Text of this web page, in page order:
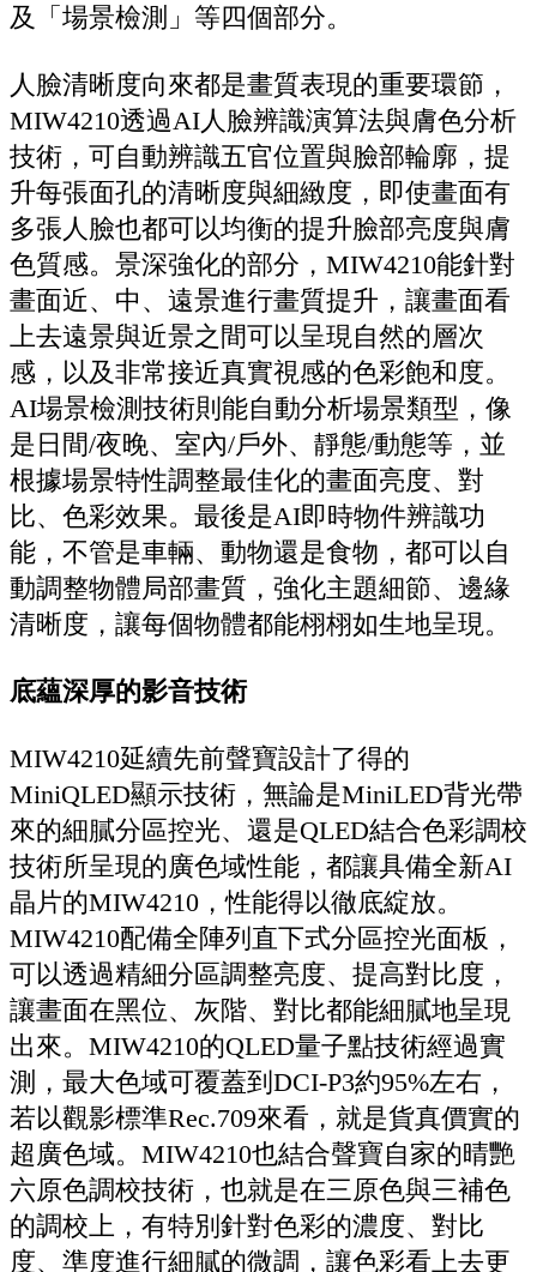
及「場景檢測」等四個部分。
人臉清晰度向來都是畫質表現的重要環節，
MIW4210透過AI人臉辨識演算法與膚色分析
技術，可自動辨識五官位置與臉部輪廓，提
升每張面孔的清晰度與細緻度，即使畫面有
多張人臉也都可以均衡的提升臉部亮度與膚
色質感。景深強化的部分，MIW4210能針對
畫面近、中、遠景進行畫質提升，讓畫面看
上去遠景與近景之間可以呈現自然的層次
感，以及非常接近真實視感的色彩飽和度。
AI場景檢測技術則能自動分析場景類型，像
是日間/夜晚、室內/戶外、靜態/動態等，並
根據場景特性調整最佳化的畫面亮度、對
比、色彩效果。最後是AI即時物件辨識功
能，不管是車輛、動物還是食物，都可以自
動調整物體局部畫質，強化主題細節、邊緣
清晰度，讓每個物體都能栩栩如生地呈現。
底蘊深厚的影音技術
MIW4210延續先前聲寶設計了得的
MiniQLED顯示技術，無論是MiniLED背光帶
來的細膩分區控光、還是QLED結合色彩調校
技術所呈現的廣色域性能，都讓具備全新AI
晶片的MIW4210，性能得以徹底綻放。
MIW4210配備全陣列直下式分區控光面板，
可以透過精細分區調整亮度、提高對比度，
讓畫面在黑位、灰階、對比都能細膩地呈現
出來。MIW4210的QLED量子點技術經過實
測，最大色域可覆蓋到DCI-P3約95%左右，
若以觀影標準Rec.709來看，就是貨真價實的
超廣色域。MIW4210也結合聲寶自家的晴艷
六原色調校技術，也就是在三原色與三補色
的調校上，有特別針對色彩的濃度、對比
度、準度進行細膩的微調，讓色彩看上去更